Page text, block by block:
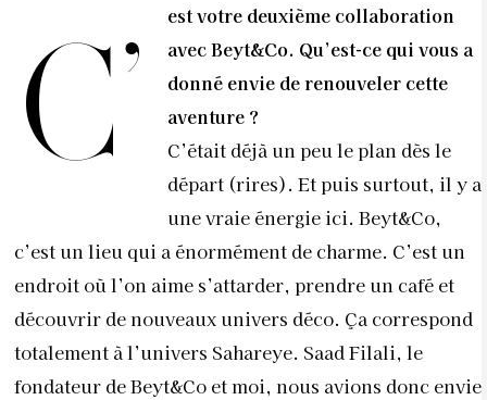
C’
est votre deuxième collaboration
avec Beyt&Co. Qu’est-ce qui vous a
donné envie de renouveler cette
aventure ?
C’était déjà un peu le plan dès le
départ (rires). Et puis surtout, il y a
une vraie énergie ici. Beyt&Co,
c’est un lieu qui a énormément de charme. C’est un
endroit où l’on aime s’attarder, prendre un café et
découvrir de nouveaux univers déco. Ça correspond
totalement à l’univers Sahareye. Saad Filali, le
fondateur de Beyt&Co et moi, nous avions donc envie